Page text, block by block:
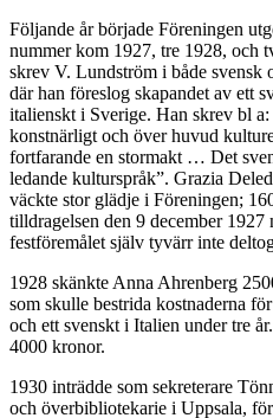
Följande år började Föreningen
nummer kom 1927, tre 1928, och
skrev V. Lundström i både svensk
där han föreslog skapandet av ett
italienskt i Sverige. Han skrev bl
konstnärligt och över huvud
fortfarande en stormakt … Det
ledande kulturspråk”. Grazia
väckte stor glädje i Föreningen;
tilldragelsen den 9 december
festföremålet själv tyvärr inte
1928 skänkte Anna Ahrenberg
som skulle bestrida kostnaderna
och ett svenskt i Italien under tre
4000 kronor.
1930 inträdde som sekreterare
och överbibliotekarie i Uppsala,